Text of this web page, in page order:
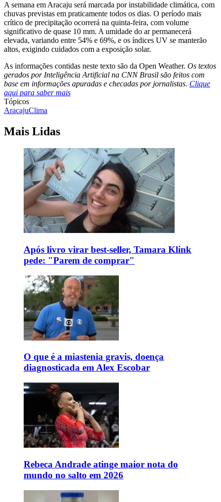
A semana em Aracaju será marcada por instabilidade climática, com
chuvas previstas em praticamente todos os dias. O período mais
crítico de precipitação ocorrerá na quinta-feira, com volume
significativo de quase 10 mm. A umidade do ar permanecerá
elevada, variando entre 54% e 69%, e os índices UV se manterão
altos, exigindo cuidados com a exposição solar.
As informações contidas neste texto são da Open Weather. Os textos
gerados por Inteligência Artificial na CNN Brasil são feitos com
base em informações apuradas e checadas por jornalistas. Clique
aqui para saber mais
Tópicos
AracajuClima
Mais Lidas
Após livro virar best-seller, Tamara Klink
pede: "Parem de comprar"
O que é a miastenia gravis, doença
diagnosticada em Alex Escobar
Rebeca Andrade atinge maior nota do
mundo no salto em 2026